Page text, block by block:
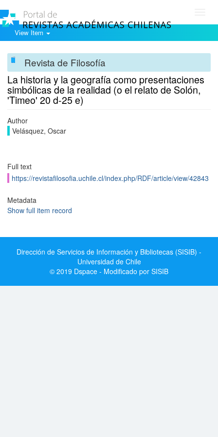
View Item
Revista de Filosofía
La historia y la geografía como presentaciones
simbólicas de la realidad (o el relato de Solón,
'Timeo' 20 d-25 e)
Author
Velásquez, Oscar
Full text
https://revistafilosofia.uchile.cl/index.php/RDF/article/view/42843
Metadata
Show full item record
Dirección de Servicios de Información y Bibliotecas (SISIB) -
Universidad de Chile
© 2019 Dspace - Modificado por SISIB